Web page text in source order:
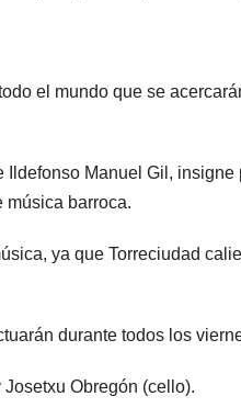
el mundo que se
Manuel Gil,
música barroca.
ya que Torreciudad
durante todos los
Obregón (cello).